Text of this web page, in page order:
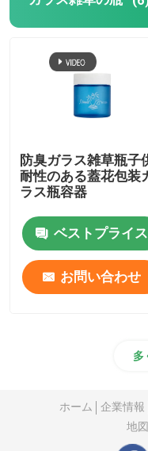
防臭ガラス雑草瓶子
耐性のある蓋花包装
ラス瓶容器
ベストプライス
お問い合わせ
多
ホーム 企業情報
地図